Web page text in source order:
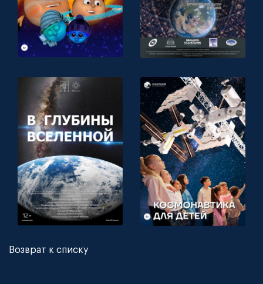
Возврат к списку